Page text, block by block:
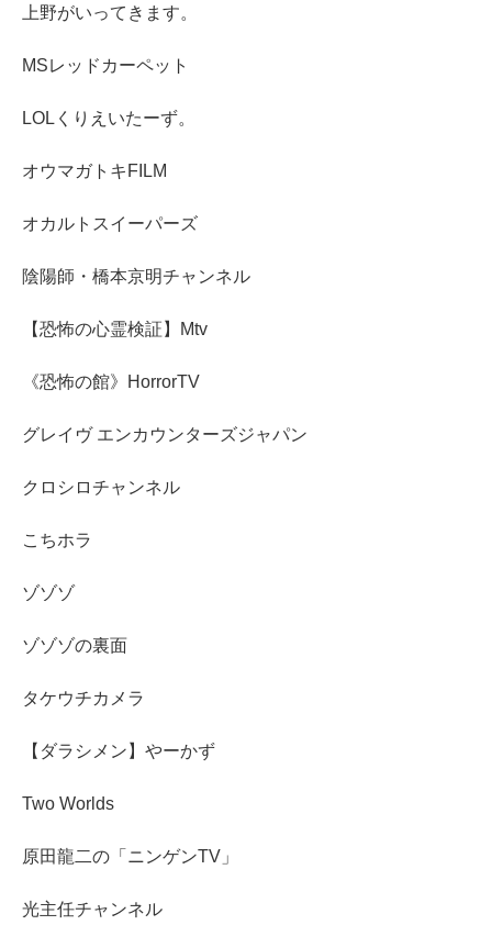
上野がいってきます。
MSレッドカーペット
LOLくりえいたーず。
オウマガトキFILM
オカルトスイーパーズ
陰陽師・橋本京明チャンネル
【恐怖の心霊検証】Mtv
《恐怖の館》HorrorTV
グレイヴ エンカウンターズジャパン
クロシロチャンネル
こちホラ
ゾゾゾ
ゾゾゾの裏面
タケウチカメラ
【ダラシメン】やーかず
Two Worlds
原田龍二の「ニンゲンTV」
光主任チャンネル